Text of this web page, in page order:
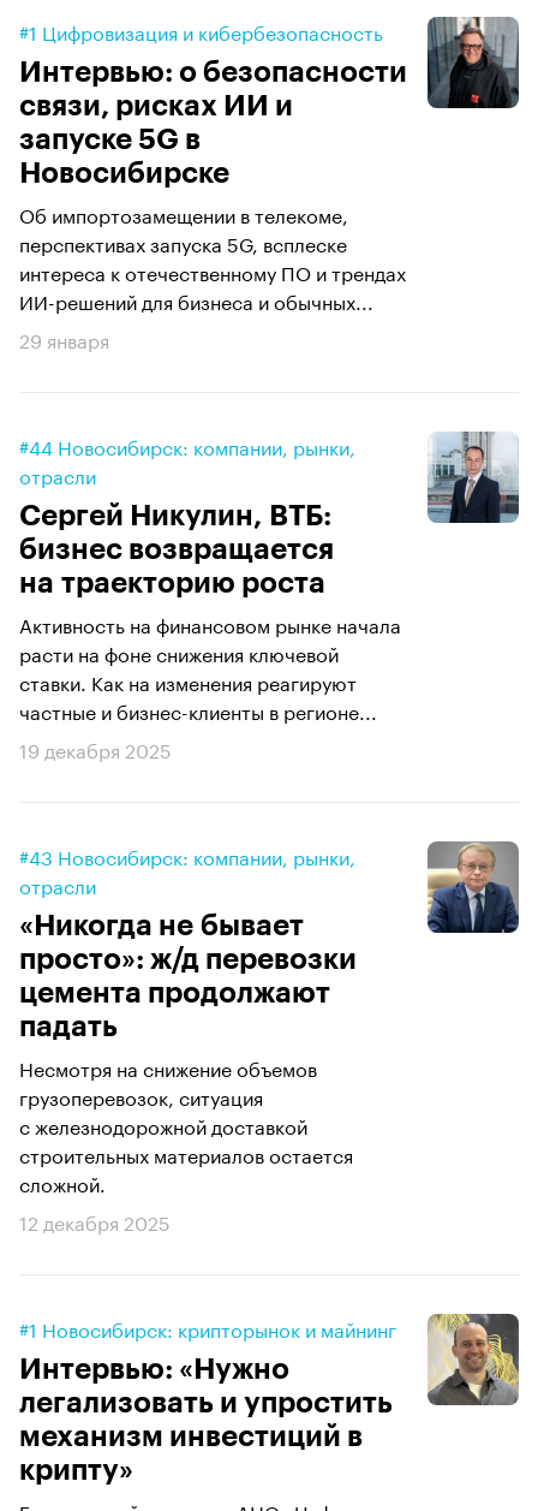
#1 Цифровизация и кибербезопасность
Интервью: о безопасности
связи, рисках ИИ и
запуске 5G в
Новосибирске
Об импортозамещении в телекоме,
перспективах запуска 5G, всплеске
интереса к отечественному ПО и трендах
ИИ-решений для бизнеса и обычных...
29 января
#44 Новосибирск: компании, рынки,
отрасли
Сергей Никулин, ВТБ:
бизнес возвращается
на траекторию роста
Активность на финансовом рынке начала
расти на фоне снижения ключевой
ставки. Как на изменения реагируют
частные и бизнес-клиенты в регионе...
19 декабря 2025
#43 Новосибирск: компании, рынки,
отрасли
«Никогда не бывает
просто»: ж/д перевозки
цемента продолжают
падать
Несмотря на снижение объемов
грузоперевозок, ситуация
с железнодорожной доставкой
строительных материалов остается
сложной.
12 декабря 2025
#1 Новосибирск: крипторынок и майнинг
Интервью: «Нужно
легализовать и упростить
механизм инвестиций в
крипту»